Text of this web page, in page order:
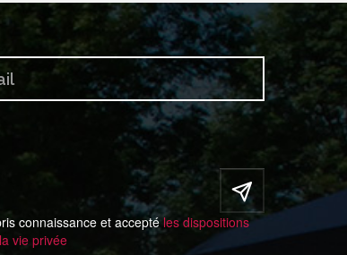
connaissance et acceptéles dispositions
vie privée